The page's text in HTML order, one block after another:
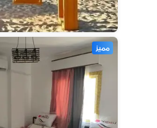
مميز